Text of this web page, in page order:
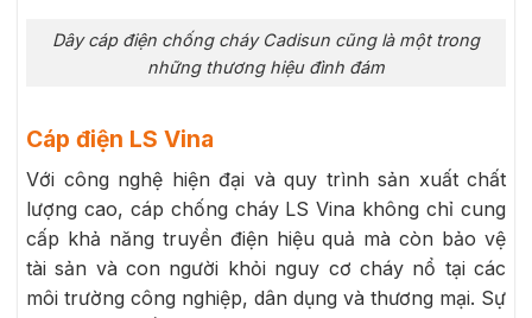
Dây cáp điện chống cháy Cadisun cũng là một trong
những thương hiệu đình đám
Cáp điện LS Vina
Với công nghệ hiện đại và quy trình sản xuất chất
lượng cao, cáp chống cháy LS Vina không chỉ cung
cấp khả năng truyền điện hiệu quả mà còn bảo vệ
tài sản và con người khỏi nguy cơ cháy nổ tại các
môi trường công nghiệp, dân dụng và thương mại. Sự